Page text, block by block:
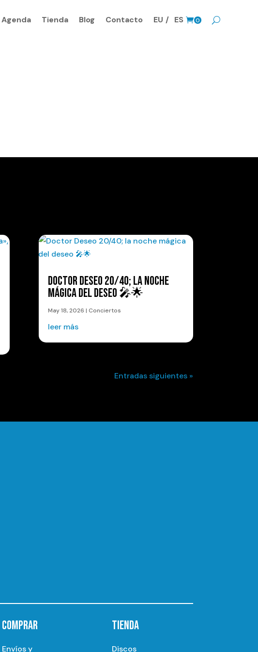
Agenda Tienda Blog Contacto EU ES
0
DOCTOR DESEO 20/40; LA NOCHE
MÁGICA DEL DESEO 🎤🌟
May 18, 2026 | Conciertos
leer más
Entradas siguientes »
COMPRAR
Envíos y
TIENDA
Discos